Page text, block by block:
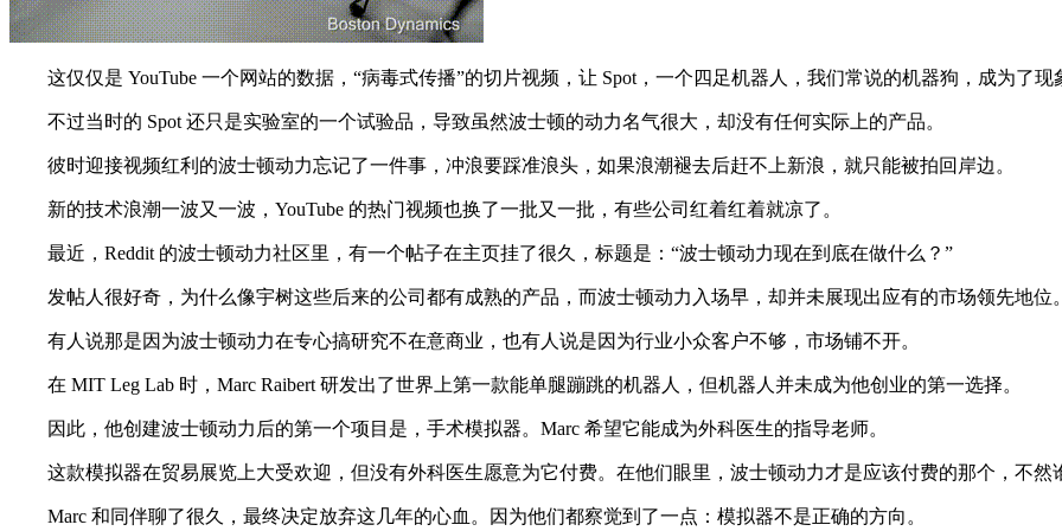
这仅仅是 YouTube 一个网站的数据，“病毒式传播”的切片视频，让 Spot，一个四足机器人，我们常说的机器狗，成为了现
不过当时的 Spot 还只是实验室的一个试验品，导致虽然波士顿的动力名气很大，却没有任何实际上的产品。
彼时迎接视频红利的波士顿动力忘记了一件事，冲浪要踩准浪头，如果浪潮褪去后赶不上新浪，就只能被拍回岸边。
新的技术浪潮一波又一波，YouTube 的热门视频也换了一批又一批，有些公司红着红着就凉了。
最近，Reddit 的波士顿动力社区里，有一个帖子在主页挂了很久，标题是：“波士顿动力现在到底在做什么？”
发帖人很好奇，为什么像宇树这些后来的公司都有成熟的产品，而波士顿动力入场早，却并未展现出应有的市场领先地位
有人说那是因为波士顿动力在专心搞研究不在意商业，也有人说是因为行业小众客户不够，市场铺不开。
在 MIT Leg Lab 时，Marc Raibert 研发出了世界上第一款能单腿蹦跳的机器人，但机器人并未成为他创业的第一选择。
因此，他创建波士顿动力后的第一个项目是，手术模拟器。Marc 希望它能成为外科医生的指导老师。
这款模拟器在贸易展览上大受欢迎，但没有外科医生愿意为它付费。在他们眼里，波士顿动力才是应该付费的那个，不然
Marc 和同伴聊了很久，最终决定放弃这几年的心血。因为他们都察觉到了一点：模拟器不是正确的方向。